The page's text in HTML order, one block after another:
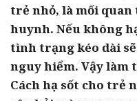
trẻ nhỏ, là mối quan
huynh. Nếu không
tình trạng kéo dài
nguy hiểm. Vậy làm
Cách hạ sốt cho trẻ